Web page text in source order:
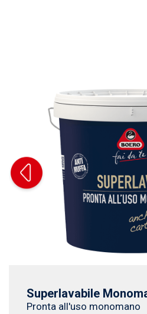
Superlavabile
Pronta all'uso monomano